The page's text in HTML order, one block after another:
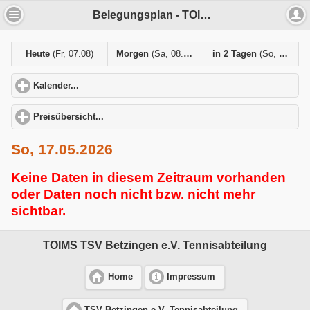
Belegungsplan - TOIMS TSV Betzingen e.V. Tennisabteilung
Heute (Fr, 07.08) Morgen(Sa, 08.08) in 2 Tagen (So, 09.08)
Kalender...
Preisübersicht...
So, 17.05.2026
Keine Daten in diesem Zeitraum vorhanden
oder Daten noch nicht bzw. nicht mehr
sichtbar.
TOIMS TSV Betzingen e.V. Tennisabteilung
Home Impressum